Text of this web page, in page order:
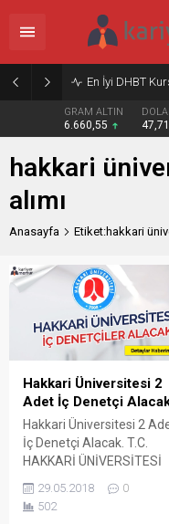
En İyi DHBT
GRAM ALTIN
6.660,55
hakkari
alımı
Anasayfa Etiket:hakkari
Hakkari Üniversitesi 2
Adet İç Denetçi
Hakkari Üniversitesi 2
İç Denetçi Alacak. T.C.
HAKKARİ ÜNİVERSİTESİ
Sayılı Kamu Yönetimi ve
Kontrol Kanunu hükümleri
29.05.2018
0
502